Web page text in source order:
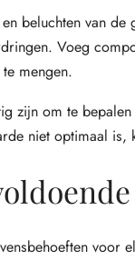
beluchten van
Voeg
mengen.
zijn om te
niet optimaal is,
voor